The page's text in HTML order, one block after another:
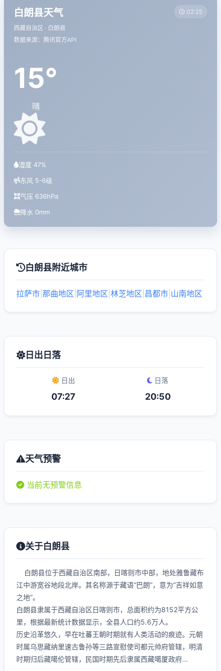
白朗县天气
西藏自治区 · 白朗县
数据来源：腾讯官方API
02:25
15°
晴
湿度 47%
东风 5-6级
气压 636hPa
降水 0mm
白朗县附近城市
拉萨市 那曲地区 阿里地区 林芝地区 昌都市 山南地区
日出日落
日出
07:27
日落
20:50
天气预警
当前无预警信息
关于白朗县
白朗县位于西藏自治区南部，日喀则市中部，地处雅鲁藏布
江中游宽谷地段北岸。其名称源于藏语“巴朗”，意为“吉祥如意
之地”。
白朗县隶属于西藏自治区日喀则市，总面积约为8152平方公
里，根据最新统计数据显示，全县人口约5.6万人。
历史沿革悠久，早在吐蕃王朝时期就有人类活动的痕迹。元朝
时属乌思藏纳里速古鲁孙等三路宣慰使司都元帅府管辖，明清
时期归后藏噶伦管辖，民国时期先后隶属西藏噶厦政府...